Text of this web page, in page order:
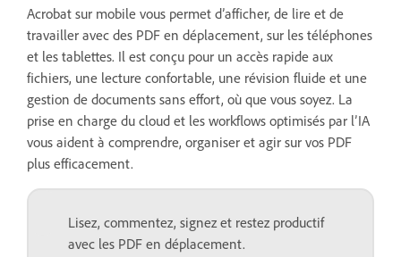
Acrobat sur mobile vous permet d’afficher, de lire et de
travailler avec des PDF en déplacement, sur les téléphones
et les tablettes. Il est conçu pour un accès rapide aux
fichiers, une lecture confortable, une révision fluide et une
gestion de documents sans effort, où que vous soyez. La
prise en charge du cloud et les workflows optimisés par l’IA
vous aident à comprendre, organiser et agir sur vos PDF
plus efficacement.
Lisez, commentez, signez et restez productif
avec les PDF en déplacement.